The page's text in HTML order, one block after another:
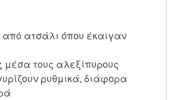
από ατσάλι όπου έκαιγαν
μέσα τους αλεξίπυρους
ρυθμικά, διάφορα